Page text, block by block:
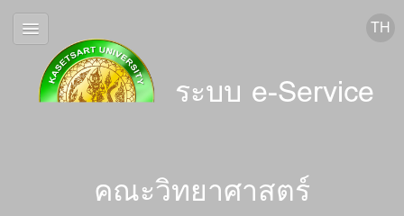
ระบบ e-Service
คณะวิทยาศาสตร์